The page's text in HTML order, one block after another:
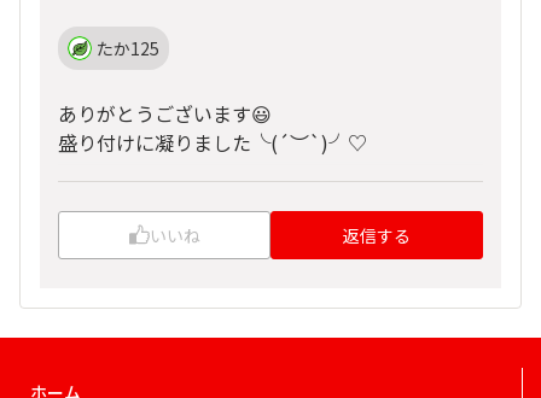
たか125
ありがとうございます😃
盛り付けに凝りました╰( ´︶`)╯♡
いいね 返信する
ホーム